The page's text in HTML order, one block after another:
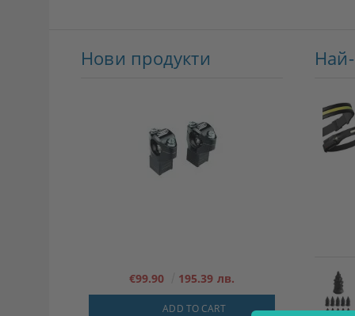
Нови продукти
€99.90 195.39 лв.
ADD TO CART